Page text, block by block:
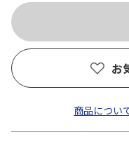
お
商品につい